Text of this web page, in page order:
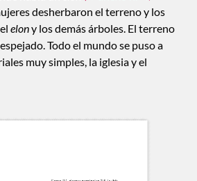
desherbaron el terreno y los
elony los demás árboles. El terreno
Todo el mundo se puso a
muy simples, la iglesia y el